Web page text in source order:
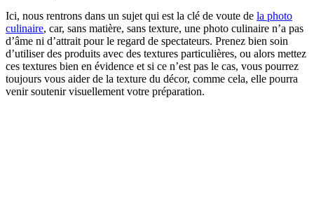
Ici, nous rentrons dans un sujet qui est la clé de voute de la photo
culinaire, car, sans matière, sans texture, une photo culinaire n’a pas
d’âme ni d’attrait pour le regard de spectateurs. Prenez bien soin
d’utiliser des produits avec des textures particulières, ou alors mettez
ces textures bien en évidence et si ce n’est pas le cas, vous pourrez
toujours vous aider de la texture du décor, comme cela, elle pourra
venir soutenir visuellement votre préparation.